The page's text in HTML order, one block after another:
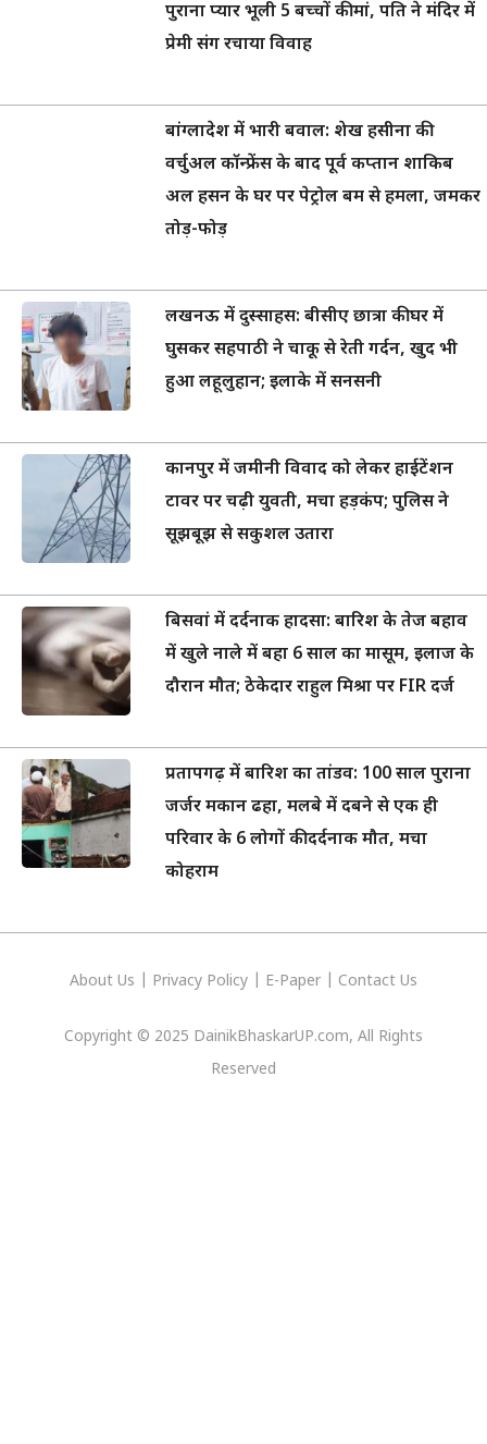
पुराना प्यार भूली 5 बच्चों की मां, पति ने मंदिर में
प्रेमी संग रचाया विवाह
बांग्लादेश में भारी बवाल: शेख हसीना की
वर्चुअल कॉन्फ्रेंस के बाद पूर्व कप्तान शाकिब
अल हसन के घर पर पेट्रोल बम से हमला, जमकर
तोड़-फोड़
लखनऊ में दुस्साहस: बीसीए छात्रा की घर में
घुसकर सहपाठी ने चाकू से रेती गर्दन, खुद भी
हुआ लहूलुहान; इलाके में सनसनी
कानपुर में जमीनी विवाद को लेकर हाईटेंशन
टावर पर चढ़ी युवती, मचा हड़कंप; पुलिस ने
सूझबूझ से सकुशल उतारा
बिसवां में दर्दनाक हादसा: बारिश के तेज बहाव
में खुले नाले में बहा 6 साल का मासूम, इलाज के
दौरान मौत; ठेकेदार राहुल मिश्रा पर FIR दर्ज
प्रतापगढ़ में बारिश का तांडव: 100 साल पुराना
जर्जर मकान ढहा, मलबे में दबने से एक ही
परिवार के 6 लोगों की दर्दनाक मौत, मचा
कोहराम
About Us Privacy Policy E-Paper Contact Us
Copyright © 2025 DainikBhaskarUP.com, All Rights
Reserved